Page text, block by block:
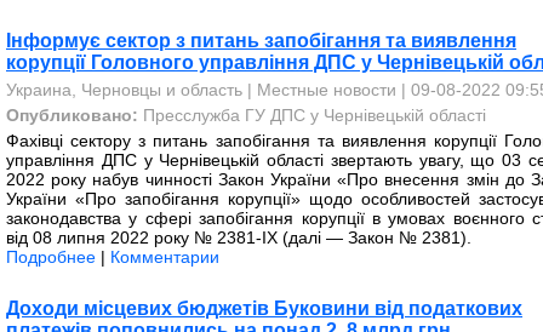
Інформує сектор з питань запобігання та виявлення
корупції Головного управління ДПС у Чернівецькій
Украина, Черновцы и область | Местные новости | 09-08-2022
Опубликовано: Пресслужба ГУ ДПС у Чернівецькій області
Фахівці сектору з питань запобігання та виявлення корупції
управління ДПС у Чернівецькій області звертають увагу, що 03
2022 року набув чинності Закон України «Про внесення змін до
України «Про запобігання корупції» щодо особливостей
законодавства у сфері запобігання корупції в умовах воєнного
від 08 липня 2022 року № 2381-ІХ (далі — Закон № 2381).
Подробнее | Комментарии
Доходи місцевих бюджетів Буковини від податкових